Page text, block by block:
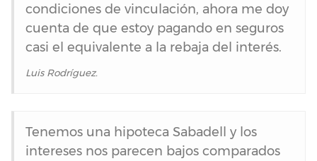
condiciones de vinculación, ahora me doy
cuenta de que estoy pagando en seguros
casi el equivalente a la rebaja del interés.
Luis Rodríguez.
Tenemos una hipoteca Sabadell y los
intereses nos parecen bajos comparados